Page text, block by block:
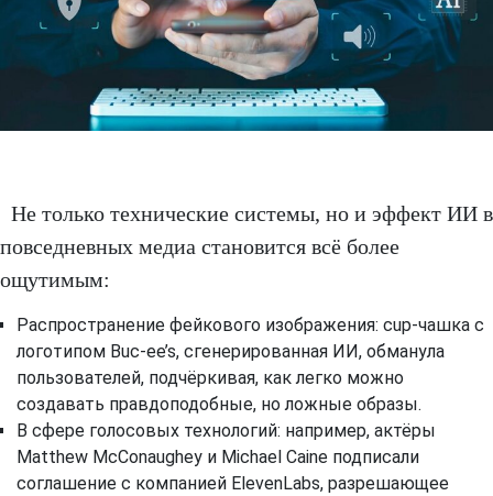
Не только технические системы, но и эффект ИИ в
повседневных медиа становится всё более
ощутимым:
Распространение фейкового изображения: cup-чашка с
логотипом Buc‑ee’s, сгенерированная ИИ, обманула
пользователей, подчёркивая, как легко можно
создавать правдоподобные, но ложные образы.
В сфере голосовых технологий: например, актёры
Matthew McConaughey и Michael Caine подписали
соглашение с компанией ElevenLabs, разрешающее